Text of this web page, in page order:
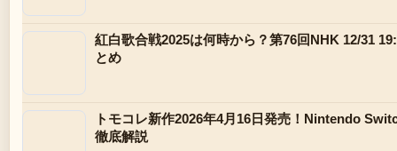
紅白歌合戦2025は何時から？第76回NHK 12/31
とめ
トモコレ新作2026年4月16日発売！Nintendo
徹底解説